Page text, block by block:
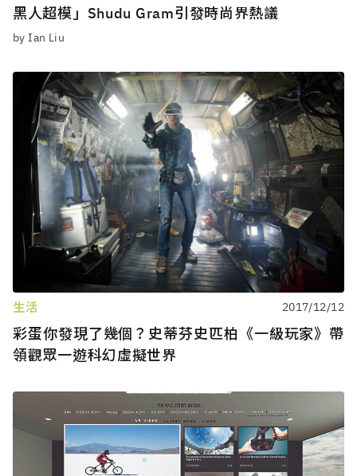
黑人超模」Shudu Gram引發時尚界熱議
by Ian Liu
生活 2017/12/12
彩蛋你發現了幾個？史蒂芬史匹柏《一級玩家》帶
領觀眾一遊科幻虛擬世界